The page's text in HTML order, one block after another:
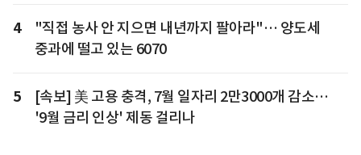
4
"직접 농사 안 지으면 내년까지 팔아라"… 양도세
중과에 떨고 있는 6070
5
[속보] 美 고용 충격, 7월 일자리 2만3000개 감소…
'9월 금리 인상' 제동 걸리나